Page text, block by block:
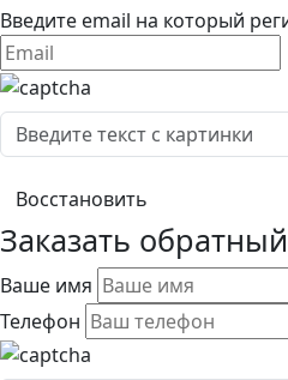
Введите email на который
Заказать
Ваше имя
Телефон